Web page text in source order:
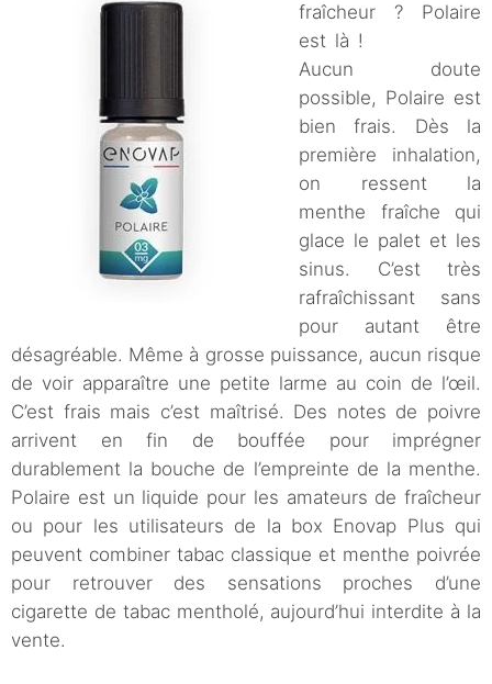
fraîcheur ? Polaire
est là !
Aucun doute
possible, Polaire est
bien frais. Dès la
première inhalation,
on ressent la
menthe fraîche qui
glace le palet et les
sinus. C’est très
rafraîchissant sans
pour autant être
désagréable. Même à grosse puissance, aucun risque
de voir apparaître une petite larme au coin de l’œil.
C’est frais mais c’est maîtrisé. Des notes de poivre
arrivent en fin de bouffée pour imprégner
durablement la bouche de l’empreinte de la menthe.
Polaire est un liquide pour les amateurs de fraîcheur
ou pour les utilisateurs de la box Enovap Plus qui
peuvent combiner tabac classique et menthe poivrée
pour retrouver des sensations proches d’une
cigarette de tabac mentholé, aujourd’hui interdite à la
vente.